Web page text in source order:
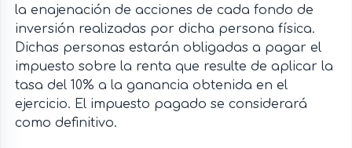
la enajenación de acciones de cada fondo de
inversión realizadas por dicha persona física.
Dichas personas estarán obligadas a pagar el
impuesto sobre la renta que resulte de aplicar la
tasa del 10% a la ganancia obtenida en el
ejercicio. El impuesto pagado se considerará
como definitivo.